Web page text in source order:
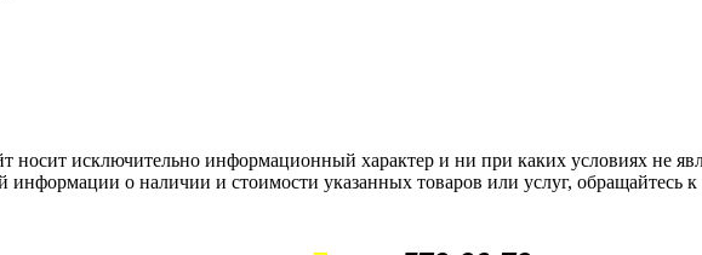
исключительно информационный характер и ни при каких условиях не
о наличии и стоимости указанных товаров или услуг, обращайтесь